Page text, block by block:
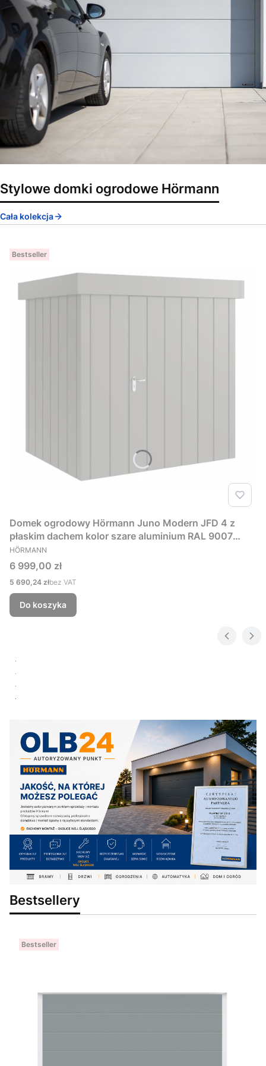
Stylowe domki ogrodowe Hörmann
Cała kolekcja
Bestseller
Domek ogrodowy Hörmann Juno Modern JFD 4 z
płaskim dachem kolor szare aluminium RAL 9007
229x181 cm
PRODUCENT
HÖRMANN
Cena
6 999,00 zł
Cena
5 690,24 złbez VAT
Do koszyka
Bestsellery
Bestseller